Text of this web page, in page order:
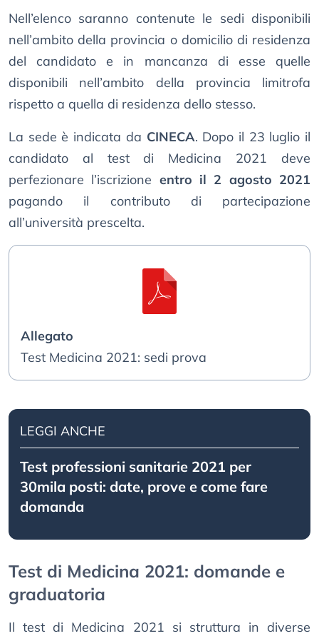
Nell’elenco saranno contenute le sedi disponibili
nell’ambito della provincia o domicilio di residenza
del candidato e in mancanza di esse quelle
disponibili nell’ambito della provincia limitrofa
rispetto a quella di residenza dello stesso.
La sede è indicata da CINECA. Dopo il 23 luglio il
candidato al test di Medicina 2021 deve
perfezionare l’iscrizione entro il 2 agosto 2021
pagando il contributo di partecipazione
all’università prescelta.
Allegato
Test Medicina 2021: sedi prova
LEGGI ANCHE
Test professioni sanitarie 2021 per
30mila posti: date, prove e come fare
domanda
Test di Medicina 2021: domande e
graduatoria
Il test di Medicina 2021 si struttura in diverse